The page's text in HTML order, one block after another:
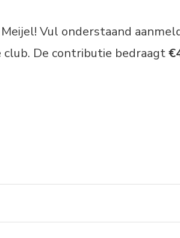
Vul onderstaand
De contributie bedraagt